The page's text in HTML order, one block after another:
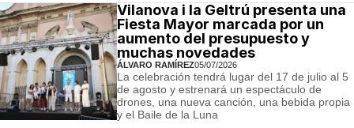
Vilanova i la Geltrú presenta una
Fiesta Mayor marcada por un
aumento del presupuesto y
muchas novedades
ÁLVARO RAMÍREZ05/07/2026
La celebración tendrá lugar del 17 de julio al 5
de agosto y estrenará un espectáculo de
drones, una nueva canción, una bebida propia
y el Baile de la Luna